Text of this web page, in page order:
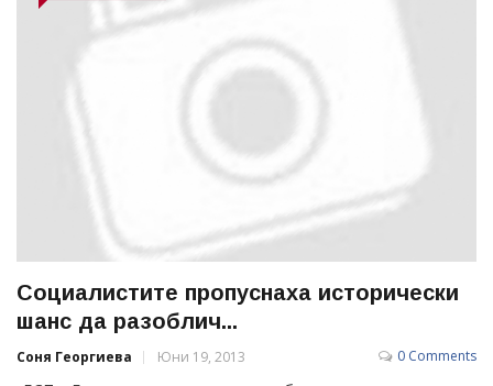
Социалистите пропуснаха исторически
шанс да разоблич...
Соня Георгиева Юни 19, 2013 0 Comments